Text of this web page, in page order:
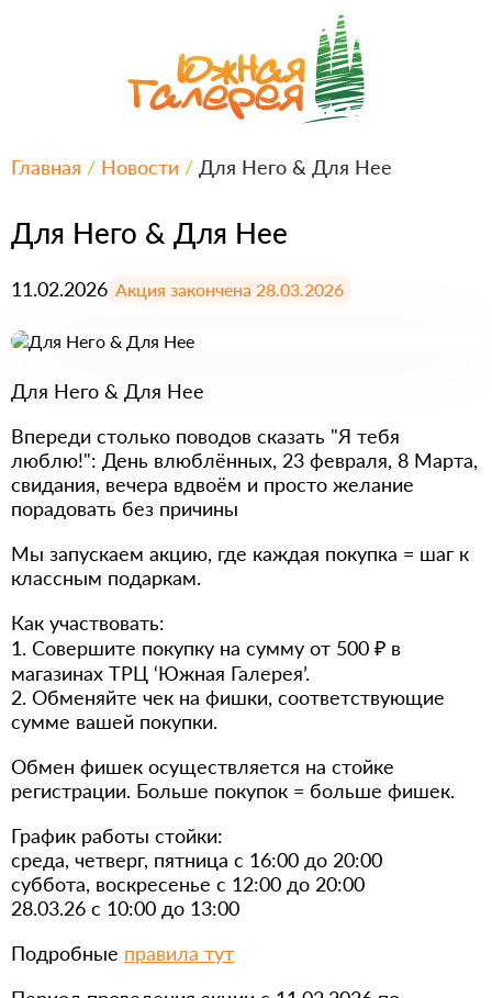
Главная / Новости / Для Него & Для Нее
Для Него & Для Нее
11.02.2026 Акция закончена 28.03.2026
Для Него & Для Нее
Впереди столько поводов сказать "Я тебя
люблю!": День влюблённых, 23 февраля, 8 Марта,
свидания, вечера вдвоём и просто желание
порадовать без причины
Мы запускаем акцию, где каждая покупка = шаг к
классным подаркам.
Как участвовать:
1. Совершите покупку на сумму от 500 ₽ в
магазинах ТРЦ ‘Южная Галерея’.
2. Обменяйте чек на фишки, соответствующие
сумме вашей покупки.
Обмен фишек осуществляется на стойке
регистрации. Больше покупок = больше фишек.
График работы стойки:
среда, четверг, пятница с 16:00 до 20:00
суббота, воскресенье с 12:00 до 20:00
28.03.26 с 10:00 до 13:00
Подробные правила тут